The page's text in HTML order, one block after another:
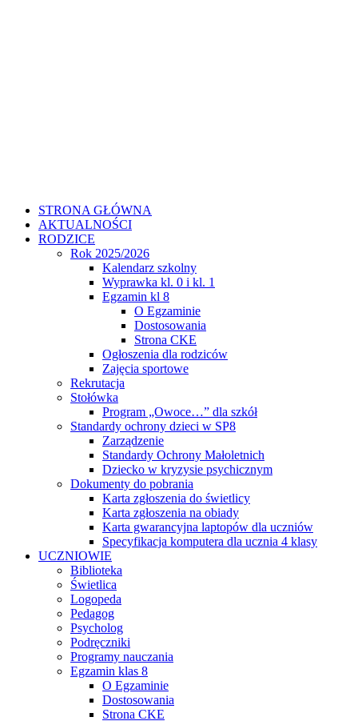
STRONA GŁÓWNA
AKTUALNOŚCI
RODZICE
Rok 2025/2026
Kalendarz szkolny
Wyprawka kl. 0 i kl. 1
Egzamin kl 8
O Egzaminie
Dostosowania
Strona CKE
Ogłoszenia dla rodziców
Zajęcia sportowe
Rekrutacja
Stołówka
Program „Owoce…” dla szkół
Standardy ochrony dzieci w SP8
Zarządzenie
Standardy Ochrony Małoletnich
Dziecko w kryzysie psychicznym
Dokumenty do pobrania
Karta zgłoszenia do świetlicy
Karta zgłoszenia na obiady
Karta gwarancyjna laptopów dla uczniów
Specyfikacja komputera dla ucznia 4 klasy
UCZNIOWIE
Biblioteka
Świetlica
Logopeda
Pedagog
Psycholog
Podręczniki
Programy nauczania
Egzamin klas 8
O Egzaminie
Dostosowania
Strona CKE